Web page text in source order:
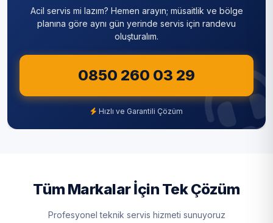
Sultanbeyli
Şişli
Tuzla
Üsküdar
Zeytinburnu
Mavigöl
Mustafa Kemal Paşa
Nenehatun
Acil servis mi lazım? Hemen arayın; müsaitlik ve bölge
planına göre aynı gün yerinde servis için randevu
oluşturalım.
0850 260 03 29
Hızlı ve Garantili Çözüm
Tüm Markalar İçin Tek Çözüm
Profesyonel teknik servis hizmeti sunuyoruz